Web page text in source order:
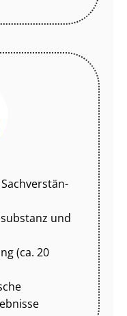
und
(ca. 20